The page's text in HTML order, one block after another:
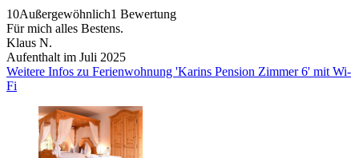
10Außergewöhnlich1 Bewertung
Für mich alles Bestens.
Klaus N.
Aufenthalt im Juli 2025
Weitere Infos zu Ferienwohnung 'Karins Pension Zimmer 6' mit Wi-
Fi